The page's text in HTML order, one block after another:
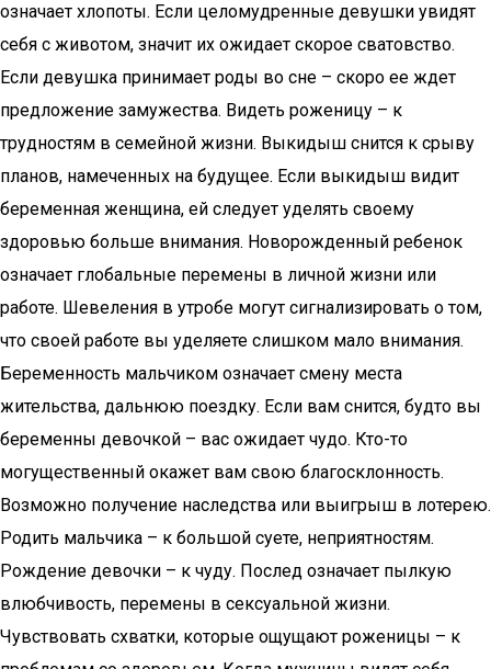
означает хлопоты. Если целомудренные девушки увидят
себя с животом, значит их ожидает скорое сватовство.
Если девушка принимает роды во сне – скоро ее ждет
предложение замужества. Видеть роженицу – к
трудностям в семейной жизни. Выкидыш снится к срыву
планов, намеченных на будущее. Если выкидыш видит
беременная женщина, ей следует уделять своему
здоровью больше внимания. Новорожденный ребенок
означает глобальные перемены в личной жизни или
работе. Шевеления в утробе могут сигнализировать о том,
что своей работе вы уделяете слишком мало внимания.
Беременность мальчиком означает смену места
жительства, дальнюю поездку. Если вам снится, будто вы
беременны девочкой – вас ожидает чудо. Кто-то
могущественный окажет вам свою благосклонность.
Возможно получение наследства или выигрыш в лотерею.
Родить мальчика – к большой суете, неприятностям.
Рождение девочки – к чуду. Послед означает пылкую
влюбчивость, перемены в сексуальной жизни.
Чувствовать схватки, которые ощущают роженицы – к